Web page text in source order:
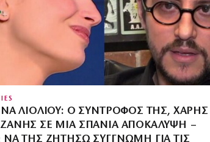
ΛΙΌΛΙΟΥ: Ο ΣΎΝΤΡΟΦΌΣ ΤΗΣ, ΧΆΡΗΣ
ΣΕ ΜΙΑ ΣΠΆΝΙΑ ΑΠΟΚΆΛΥΨΗ –
ΝΑ ΤΗΣ ΖΗΤΉΣΩ ΣΥΓΓΝΏΜΗ ΓΙΑ ΤΙΣ